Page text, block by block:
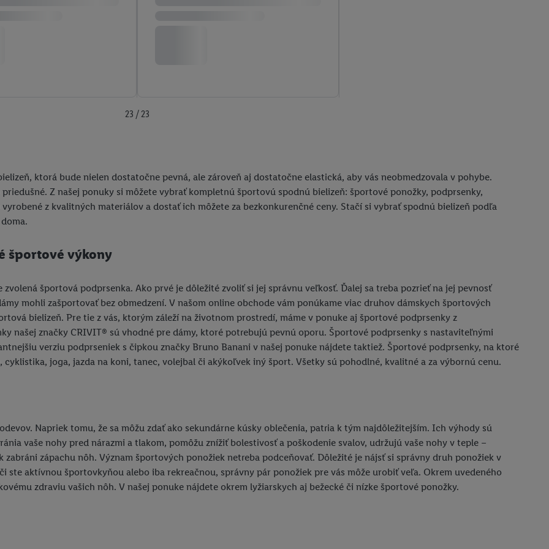
23 / 23
ktorá bude nielen dostatočne pevná, ale zároveň aj dostatočne elastická, aby vás neobmedzovala v pohybe.
Z našej ponuky si môžete vybrať kompletnú športovú spodnú bielizeň: športové ponožky, podprsenky,
z kvalitných materiálov a dostať ich môžete za bezkonkurenčné ceny. Stačí si vybrať spodnú bielizeň podľa
športové výkony
športová podprsenka. Ako prvé je dôležité zvoliť si jej správnu veľkosť. Ďalej sa treba pozrieť na jej pevnosť
mohli zašportovať bez obmedzení. V našom online obchode vám ponúkame viac druhov dámskych športových
bielizeň. Pre tie z vás, ktorým záleží na životnom prostredí, máme v ponuke aj športové podprsenky z
našej značky CRIVIT® sú vhodné pre dámy, ktoré potrebujú pevnú oporu. Športové podprsenky s nastaviteľnými
verziu podprseniek s čipkou značky Bruno Banani v našej ponuke nájdete taktiež. Športové podprsenky, na ktoré
joga, jazda na koni, tanec, volejbal či akýkoľvek iný šport. Všetky sú pohodlné, kvalitné a za výbornú cenu.
Napriek tomu, že sa môžu zdať ako sekundárne kúsky oblečenia, patria k tým najdôležitejším. Ich výhody sú
vaše nohy pred nárazmi a tlakom, pomôžu znížiť bolestivosť a poškodenie svalov, udržujú vaše nohy v teple –
zápachu nôh. Význam športových ponožiek netreba podceňovať. Dôležité je nájsť si správny druh ponožiek v
aktívnou športovkyňou alebo iba rekreačnou, správny pár ponožiek pre vás môže urobiť veľa. Okrem uvedeného
zdraviu vašich nôh. V našej ponuke nájdete okrem lyžiarskych aj bežecké či nízke športové ponožky.